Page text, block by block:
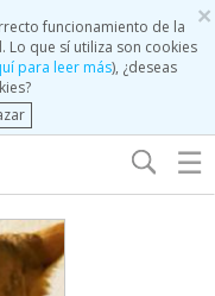
×
funcionamiento de la
que sí utiliza son cookies
para leer más), ¿deseas
☰